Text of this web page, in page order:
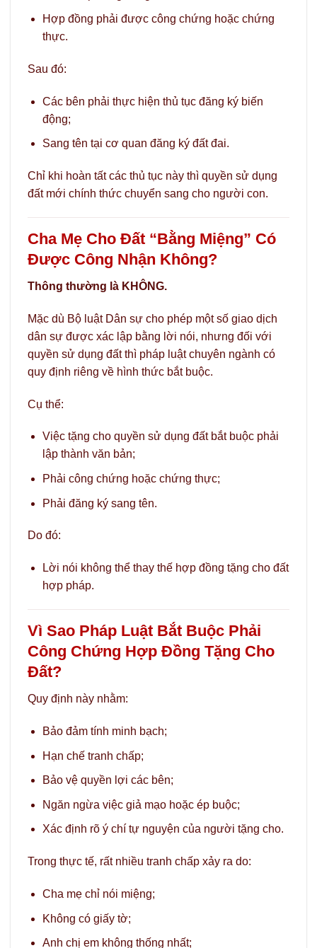
Hợp đồng phải được công chứng hoặc chứng
thực.
Sau đó:
Các bên phải thực hiện thủ tục đăng ký biến
động;
Sang tên tại cơ quan đăng ký đất đai.
Chỉ khi hoàn tất các thủ tục này thì quyền sử dụng
đất mới chính thức chuyển sang cho người con.
Cha Mẹ Cho Đất “Bằng Miệng” Có
Được Công Nhận Không?
Thông thường là KHÔNG.
Mặc dù Bộ luật Dân sự cho phép một số giao dịch
dân sự được xác lập bằng lời nói, nhưng đối với
quyền sử dụng đất thì pháp luật chuyên ngành có
quy định riêng về hình thức bắt buộc.
Cụ thể:
Việc tặng cho quyền sử dụng đất bắt buộc phải
lập thành văn bản;
Phải công chứng hoặc chứng thực;
Phải đăng ký sang tên.
Do đó:
Lời nói không thể thay thế hợp đồng tặng cho đất
hợp pháp.
Vì Sao Pháp Luật Bắt Buộc Phải
Công Chứng Hợp Đồng Tặng Cho
Đất?
Quy định này nhằm:
Bảo đảm tính minh bạch;
Hạn chế tranh chấp;
Bảo vệ quyền lợi các bên;
Ngăn ngừa việc giả mạo hoặc ép buộc;
Xác định rõ ý chí tự nguyện của người tặng cho.
Trong thực tế, rất nhiều tranh chấp xảy ra do:
Cha mẹ chỉ nói miệng;
Không có giấy tờ;
Anh chị em không thống nhất;